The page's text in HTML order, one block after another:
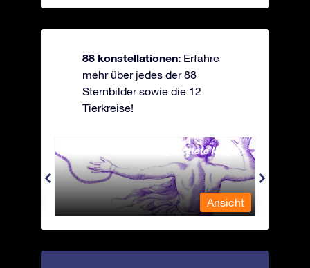
88 konstellationen: Erfahre
mehr über jedes der 88
Sternbilder sowie die 12
Tierkreise!
Andromeda - Die angekettete Magd
Ansicht